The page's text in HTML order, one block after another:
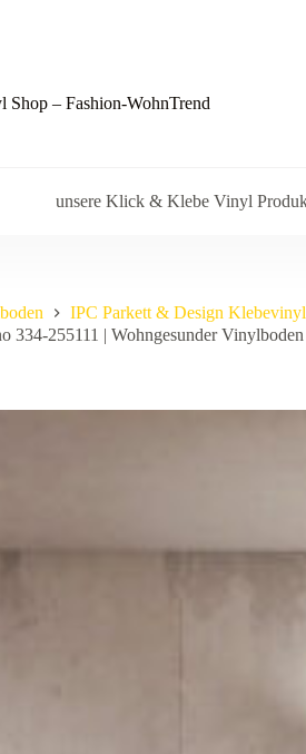
– Fashion-WohnTrend
unsere Klick & Klebe Vinyl
IPC Parkett & Design Klebevinyl
334-255111 | Wohngesunder